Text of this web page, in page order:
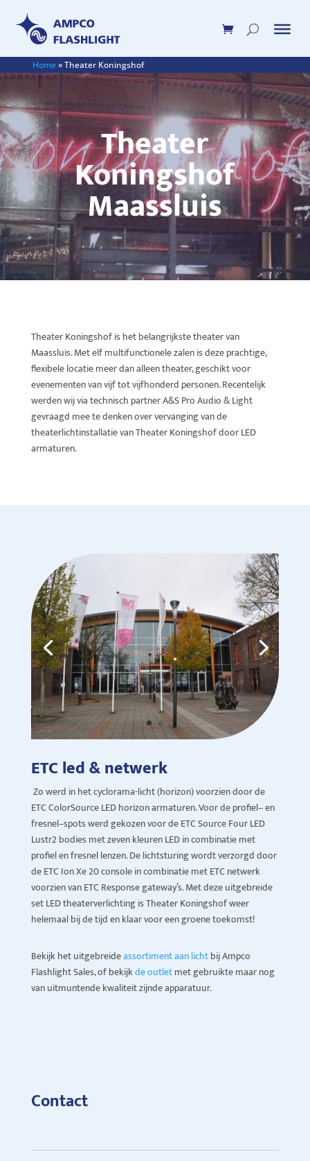
Home»Theater Koningshof
Theater
Koningshof
Maassluis
Theater Koningshof is het belangrijkste theater van
Maassluis. Met elf multifunctionele zalen is deze prachtige,
flexibele locatie meer dan alleen theater, geschikt voor
evenementen van vijf tot vijfhonderd personen.Recentelijk
werden wij via technisch partner A&S Pro Audio & Light
gevraagd mee te denken over vervanging van de
theaterlichtinstallatie van Theater Koningshof doorLED
armaturen.
ETC led & netwerk
Zo werd in het cyclorama-licht (horizon) voorzien door de
ETCColorSourceLED horizonarmaturen. Voor de profiel– en
fresnel–spots werd gekozen voor de ETC SourceFourLED
Lustr2bodies met zeven kleuren LEDin combinatie met
profiel enfresnellenzen. De lichtsturing wordt verzorgddoor
de ETC Ion Xe 20 console in combinatie met ETC netwerk
voorzien van ETC Responsegateway’s. Met deze uitgebreide
setLED theaterverlichtingis Theater Koningshof weer
helemaal bij de tijd en klaar voor een groene toekomst!
Bekijk het uitgebreideassortiment aan lichtbij Ampco
Flashlight Sales, of bekijkde outletmet gebruikte maar nog
van uitmuntende kwaliteit zijnde apparatuur.
Contact